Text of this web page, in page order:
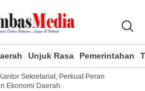
Unjuk Rasa Pemerintahan
Sekretariat, Perkuat Peran
Ekonomi Daerah